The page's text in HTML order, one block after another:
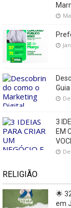
3
EM
RELIGIÃO
🌟
em